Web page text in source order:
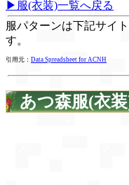
▶服(衣装)一覧へ戻る
服パターンは下記サイ
す。
引用元： Data Spreadsheet for ACNH
あつ森服(衣